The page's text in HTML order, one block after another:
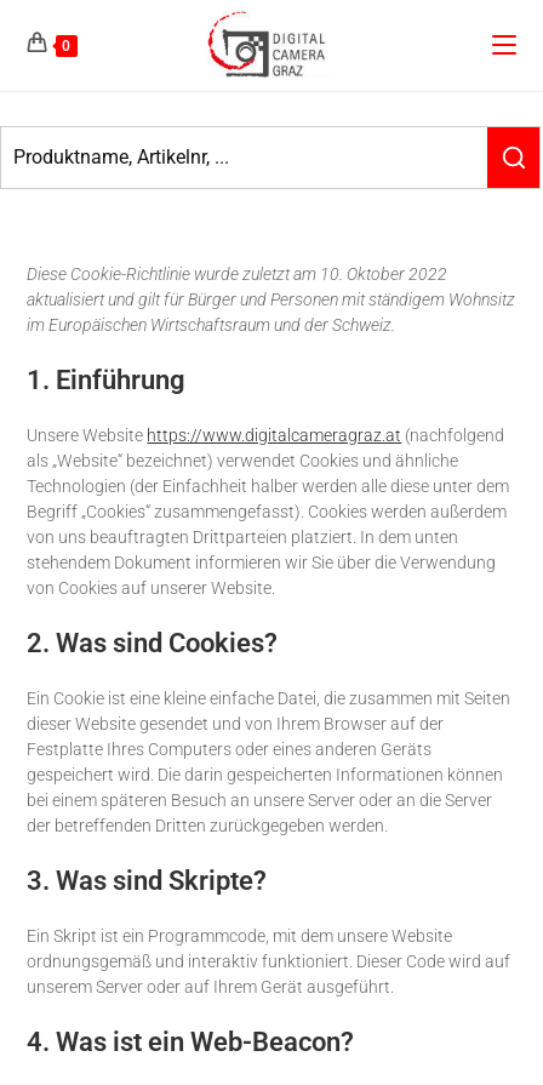
0
Diese Cookie-Richtlinie wurde zuletzt am 10. Oktober 2022
aktualisiert und gilt für Bürger und Personen mit ständigem Wohnsitz
im Europäischen Wirtschaftsraum und der Schweiz.
1. Einführung
Unsere Website https://www.digitalcameragraz.at (nachfolgend
als „Website“ bezeichnet) verwendet Cookies und ähnliche
Technologien (der Einfachheit halber werden alle diese unter dem
Begriff „Cookies“ zusammengefasst). Cookies werden außerdem
von uns beauftragten Drittparteien platziert. In dem unten
stehendem Dokument informieren wir Sie über die Verwendung
von Cookies auf unserer Website.
2. Was sind Cookies?
Ein Cookie ist eine kleine einfache Datei, die zusammen mit Seiten
dieser Website gesendet und von Ihrem Browser auf der
Festplatte Ihres Computers oder eines anderen Geräts
gespeichert wird. Die darin gespeicherten Informationen können
bei einem späteren Besuch an unsere Server oder an die Server
der betreffenden Dritten zurückgegeben werden.
3. Was sind Skripte?
Ein Skript ist ein Programmcode, mit dem unsere Website
ordnungsgemäß und interaktiv funktioniert. Dieser Code wird auf
unserem Server oder auf Ihrem Gerät ausgeführt.
4. Was ist ein Web-Beacon?